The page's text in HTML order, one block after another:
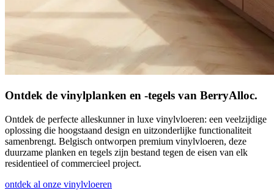
Ontdek de vinylplanken en -tegels van BerryAlloc.
Ontdek de perfecte alleskunner in luxe vinylvloeren: een veelzijdige
oplossing die hoogstaand design en uitzonderlijke functionaliteit
samenbrengt. Belgisch ontworpen premium vinylvloeren, deze
duurzame planken en tegels zijn bestand tegen de eisen van elk
residentieel of commercieel project.
ontdek al onze vinylvloeren